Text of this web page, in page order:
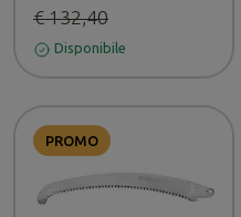
€ 132,40
Disponibile
PROMO